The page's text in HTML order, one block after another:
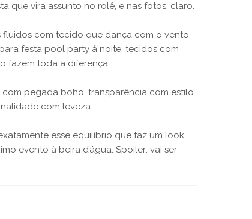
que vira assunto no rolê, e nas fotos, claro.
fluidos com tecido que dança com o vento,
festa pool party à noite, tecidos com
fazem toda a diferença.
pegada boho, transparência com estilo
com leveza.
esse equilíbrio que faz um look
evento à beira d’água. Spoiler: vai ser